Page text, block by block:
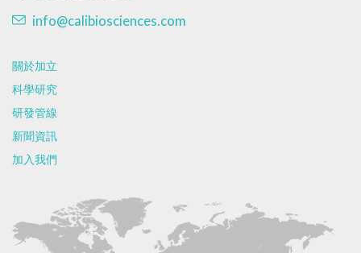
info@calibiosciences.com
關於加立
科學研究
研發管線
新聞資訊
加入我們